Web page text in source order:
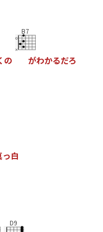
の
B7
がわかるだろ
っ白
D9